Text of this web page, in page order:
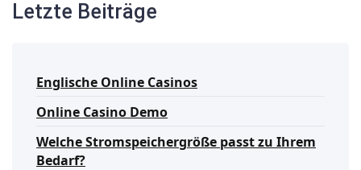
Letzte Beiträge
Englische Online Casinos
Online Casino Demo
Welche Stromspeichergröße passt zu Ihrem
Bedarf?